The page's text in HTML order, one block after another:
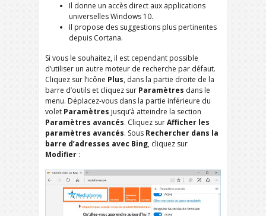
Il donne un accès direct aux applications
universelles Windows 10.
Il propose des suggestions plus pertinentes
depuis Cortana.
Si vous le souhaitez, il est cependant possible
d’utiliser un autre moteur de recherche par défaut.
Cliquez sur l’icône Plus, dans la partie droite de la
barre d’outils et cliquez sur Paramètres dans le
menu. Déplacez-vous dans la partie inférieure du
volet Paramètres jusqu’à atteindre la section
Paramètres avancés. Cliquez surAfficher les
paramètres avancés. Sous Rechercher dans la
barre d’adresses avec Bing, cliquez sur
Modifier :